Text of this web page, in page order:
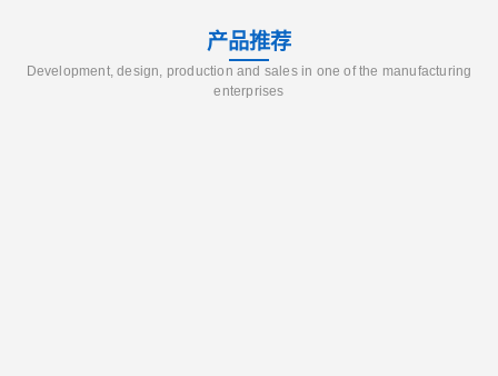
产品推荐
Development, design, production and sales in one of the manufacturing
enterprises